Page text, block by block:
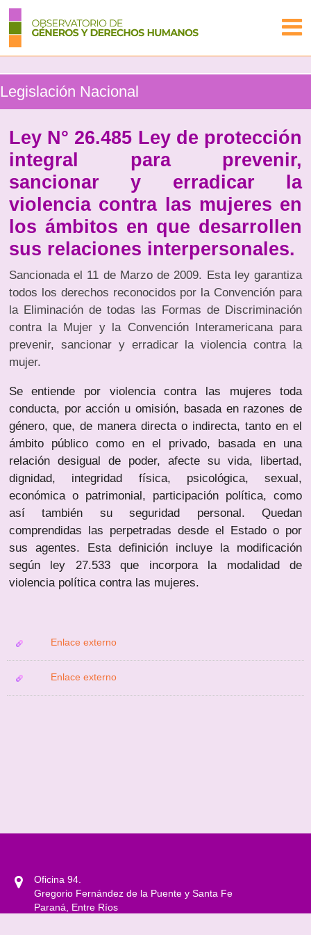
Legislación Nacional
Ley N° 26.485 Ley de protección
integral para prevenir,
sancionar y erradicar la
violencia contra las mujeres en
los ámbitos en que desarrollen
sus relaciones interpersonales.
Sancionada el 11 de Marzo de 2009. Esta ley garantiza
todos los derechos reconocidos por la Convención para
la Eliminación de todas las Formas de Discriminación
contra la Mujer y la Convención Interamericana para
prevenir, sancionar y erradicar la violencia contra la
mujer.
Se entiende por violencia contra las mujeres toda
conducta, por acción u omisión, basada en razones de
género, que, de manera directa o indirecta, tanto en el
ámbito público como en el privado, basada en una
relación desigual de poder, afecte su vida, libertad,
dignidad, integridad física, psicológica, sexual,
económica o patrimonial, participación política, como
así también su seguridad personal. Quedan
comprendidas las perpetradas desde el Estado o por
sus agentes. Esta definición incluye la modificación
según ley 27.533 que incorpora la modalidad de
violencia política contra las mujeres.
Enlace externo
Enlace externo
Oficina 94.
Gregorio Fernández de la Puente y Santa Fe
Paraná, Entre Ríos